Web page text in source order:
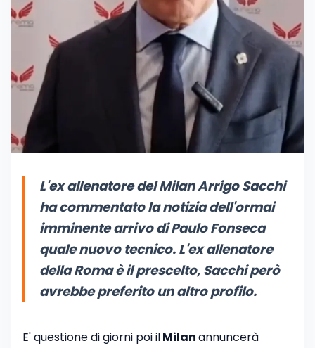
L'ex allenatore del Milan Arrigo Sacchi
ha commentato la notizia dell'ormai
imminente arrivo di Paulo Fonseca
quale nuovo tecnico. L'ex allenatore
della Roma è il prescelto, Sacchi però
avrebbe preferito un altro profilo.
E' questione di giorni poi ilMilanannuncerà